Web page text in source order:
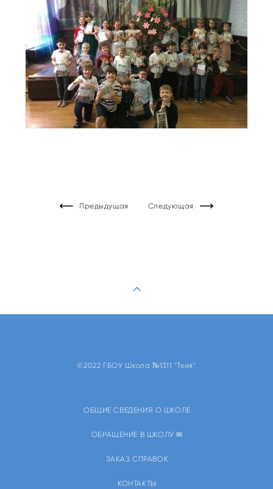
Предыдущая Следующая
©2022 ГБОУ Школа №1311 "Тхия"
ОБЩИЕ СВЕДЕНИЯ О ШКОЛЕ
ОБРАЩЕНИЕ В ШКОЛУ ✉
ЗАКАЗ СПРАВОК
КОНТАКТЫ